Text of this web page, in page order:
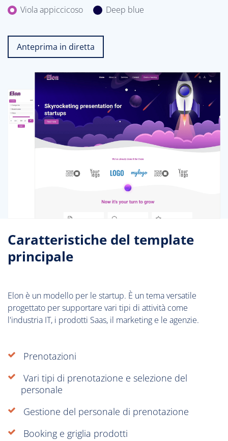
Viola appiccicoso Deep blue
Anteprima in diretta
Caratteristiche del template
principale
Elon è un modello per le startup. È un tema versatile
progettato per supportare vari tipi di attività come
l'industria IT, i prodotti Saas, il marketing e le agenzie.
Prenotazioni
Vari tipi di prenotazione e selezione del
personale
Gestione del personale di prenotazione
Booking e griglia prodotti